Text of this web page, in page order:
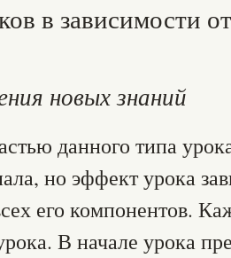
в зависимости
новых знаний
данного типа
но эффект урока
его компонентов.
В начале урока